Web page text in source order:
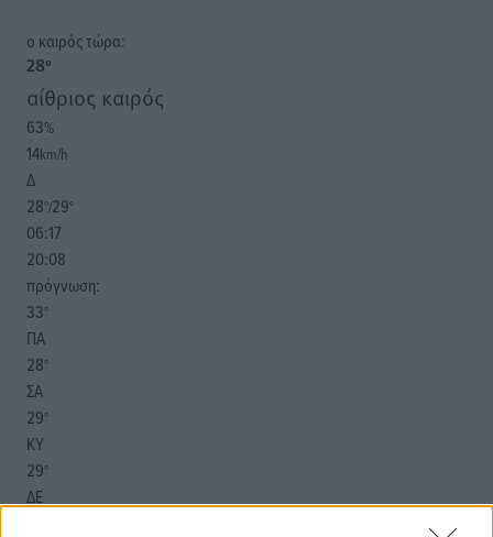
o καιρός τώρα:
28°
αίθριος καιρός
63%
14km/h
Δ
28°/29°
06:17
20:08
πρόγνωση:
33°
ΠΑ
28°
ΣΑ
29°
ΚΥ
29°
ΔΕ